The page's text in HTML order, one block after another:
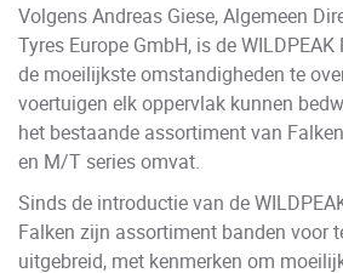
Volgens Andreas Giese, Algemeen
Tyres Europe GmbH, is de
de moeilijkste omstandigheden te
voertuigen elk oppervlak kunnen
het bestaande assortiment van
en M/T series omvat.
Sinds de introductie van de
Falken zijn assortiment banden voor
uitgebreid, met kenmerken om